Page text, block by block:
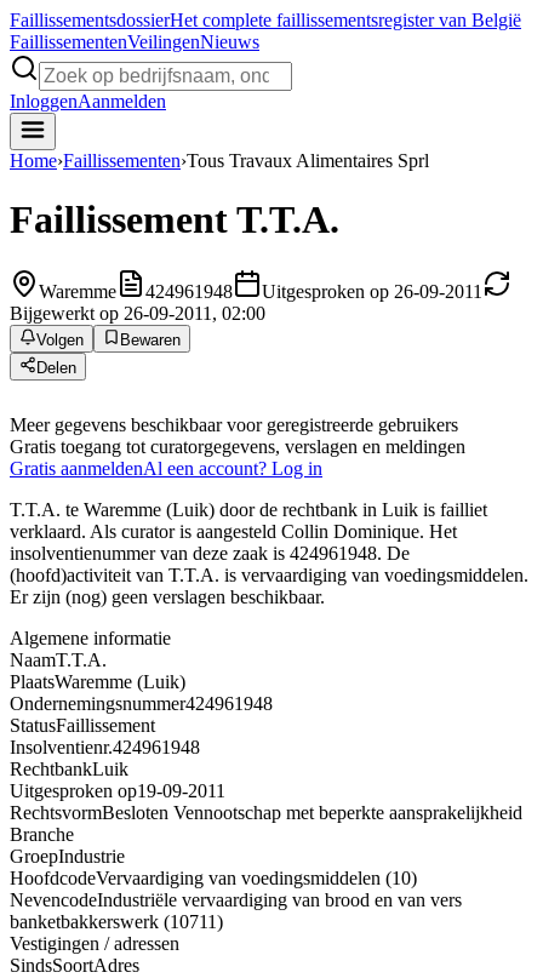
FaillissementsdossierHet complete faillissementsregister van België
FaillissementenVeilingenNieuws
InloggenAanmelden
Home›Faillissementen›Tous Travaux Alimentaires Sprl
FaillissementT.T.A.
Waremme 424961948
Uitgesproken op 26-09-2011
Bijgewerkt op 26-09-2011, 02:00
Volgen
Bewaren
Delen
Meer gegevens beschikbaar voor geregistreerde gebruikers
Gratis toegang tot curatorgegevens, verslagen en meldingen
Gratis aanmeldenAl een account? Log in
T.T.A. te Waremme (Luik) door de rechtbank in Luik is failliet
verklaard. Als curator is aangesteld Collin Dominique. Het
insolventienummer van deze zaak is 424961948. De
(hoofd)activiteit van T.T.A. is vervaardiging van voedingsmiddelen.
Er zijn (nog) geen verslagen beschikbaar.
Algemene informatie
NaamT.T.A.
PlaatsWaremme (Luik)
Ondernemingsnummer424961948
StatusFaillissement
Insolventienr.424961948
RechtbankLuik
Uitgesproken op19-09-2011
RechtsvormBesloten Vennootschap met beperkte aansprakelijkheid
Branche
GroepIndustrie
HoofdcodeVervaardiging van voedingsmiddelen (10)
NevencodeIndustriële vervaardiging van brood en van vers
banketbakkerswerk (10711)
Vestigingen / adressen
SindsSoortAdres